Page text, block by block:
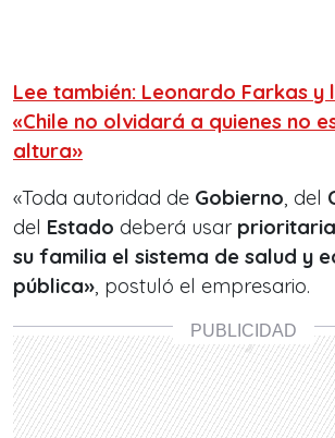
Lee también: Leonardo Farkas y
«Chile no olvidará a quienes no
altura»
«Toda autoridad de Gobierno, del
del Estado deberá usar
su familia el sistema de salud y
pública», postuló el empresario.